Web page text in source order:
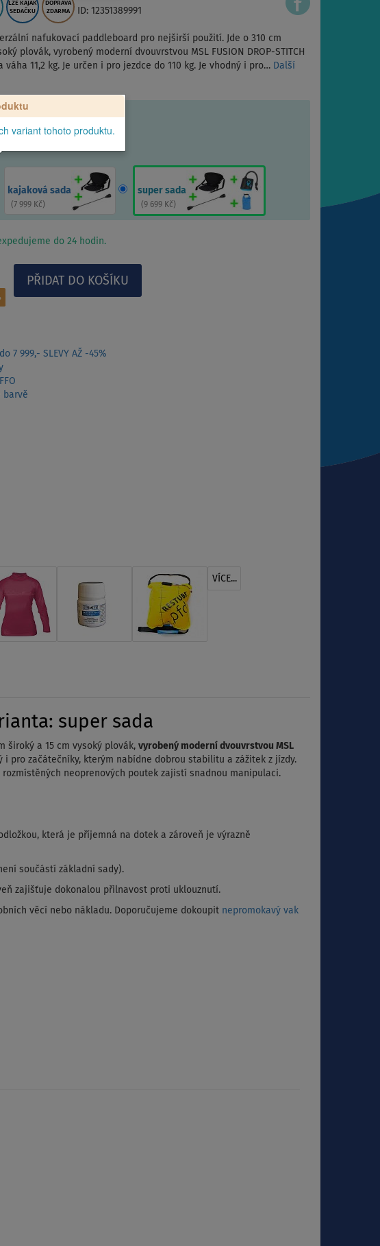
LZE KAJAK
SEDAČKU
DOPRAVA
ZDARMA
ID: 12351389991
nafukovací paddleboard pro nejširší použití. Jde o 310 cm
plovák, vyrobený moderní dvouvrstvou MSL FUSION DROP-STITCH
11,2 kg. Je určen i pro jezdce do 110 kg. Je vhodný i pro… Další
variant tohoto produktu.
kajaková sada
( 7 999 Kč)
super sada
(9 699 Kč)
do 24 hodin.
7 999,- SLEVY AŽ -45%
barvě
VÍCE...
super sada
široký a 15 cm vysoký plovák, vyrobený moderní dvouvrstvou MSL
i pro začátečníky, kterým nabídne dobrou stabilitu a zážitek z jízdy.
neoprenových poutek zajistí snadnou manipulaci.
která je příjemná na dotek a zároveň je výrazně
součástí základní sady).
zajišťuje dokonalou přilnavost proti uklouznutí.
věcí nebo nákladu. Doporučujeme dokoupit nepromokavý vak